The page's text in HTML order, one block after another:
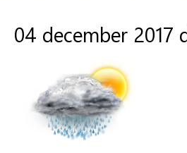
04 december 2017